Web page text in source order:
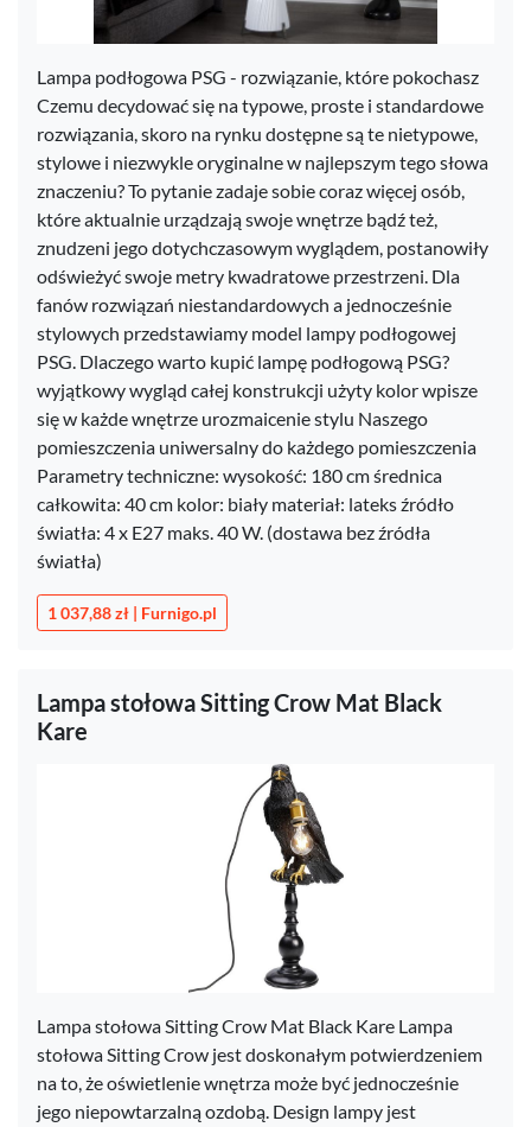
Lampa podłogowa PSG - rozwiązanie, które pokochasz
Czemu decydować się na typowe, proste i standardowe
rozwiązania, skoro na rynku dostępne są te nietypowe,
stylowe i niezwykle oryginalne w najlepszym tego słowa
znaczeniu? To pytanie zadaje sobie coraz więcej osób,
które aktualnie urządzają swoje wnętrze bądź też,
znudzeni jego dotychczasowym wyglądem, postanowiły
odświeżyć swoje metry kwadratowe przestrzeni. Dla
fanów rozwiązań niestandardowych a jednocześnie
stylowych przedstawiamy model lampy podłogowej
PSG. Dlaczego warto kupić lampę podłogową PSG?
wyjątkowy wygląd całej konstrukcji użyty kolor wpisze
się w każde wnętrze urozmaicenie stylu Naszego
pomieszczenia uniwersalny do każdego pomieszczenia
Parametry techniczne: wysokość: 180 cm średnica
całkowita: 40 cm kolor: biały materiał: lateks źródło
światła: 4 x E27 maks. 40 W. (dostawa bez źródła
światła)
1 037,88 zł | Furnigo.pl
Lampa stołowa Sitting Crow Mat Black
Kare
Lampa stołowa Sitting Crow Mat Black Kare Lampa
stołowa Sitting Crow jest doskonałym potwierdzeniem
na to, że oświetlenie wnętrza może być jednocześnie
jego niepowtarzalną ozdobą. Design lampy jest